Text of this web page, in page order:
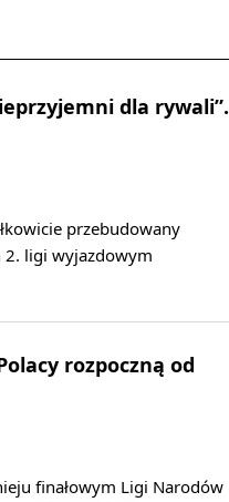
dla rywali”.
przebudowany
2. ligi wyjazdowym
rozpoczną od
finałowym Ligi Narodów